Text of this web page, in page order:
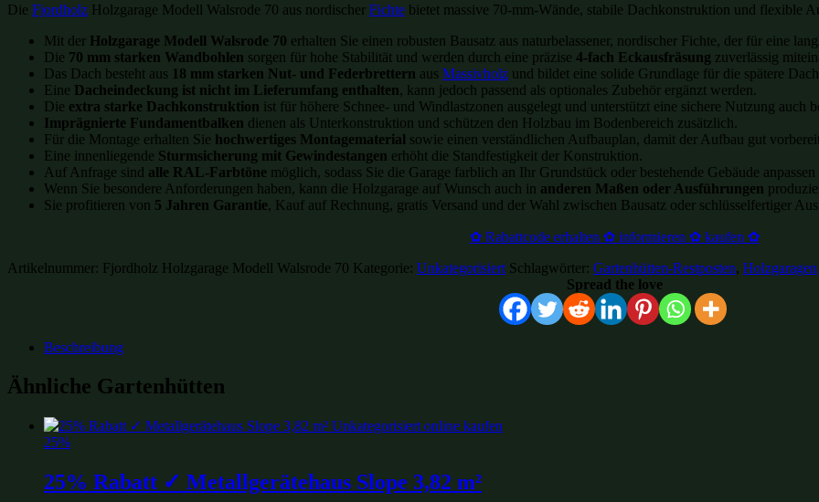
Die Fjordholz Holzgarage Modell Walsrode 70 aus nordischer Fichte bietet massive 70-mm-Wände, stabile Dachkonstruktion und flexible
Mit der Holzgarage Modell Walsrode 70 erhalten Sie einen robusten Bausatz aus naturbelassener, nordischer Fichte, der für eine
Die 70 mm starken Wandbohlen sorgen für hohe Stabilität und werden durch eine präzise 4-fach Eckausfräsung zuverlässig
Das Dach besteht aus 18 mm starken Nut- und Federbrettern aus Massivholz und bildet eine solide Grundlage für die spätere
Eine Dacheindeckung ist nicht im Lieferumfang enthalten, kann jedoch passend als optionales Zubehör ergänzt werden.
Die extra starke Dachkonstruktion ist für höhere Schnee- und Windlastzonen ausgelegt und unterstützt eine sichere Nutzung auch
Imprägnierte Fundamentbalken dienen als Unterkonstruktion und schützen den Holzbau im Bodenbereich zusätzlich.
Für die Montage erhalten Sie hochwertiges Montagematerial sowie einen verständlichen Aufbauplan, damit der Aufbau gut
Eine innenliegende Sturmsicherung mit Gewindestangen erhöht die Standfestigkeit der Konstruktion.
Auf Anfrage sind alle RAL-Farbtöne möglich, sodass Sie die Garage farblich an Ihr Grundstück oder bestehende Gebäude
Wenn Sie besondere Anforderungen haben, kann die Holzgarage auf Wunsch auch in anderen Maßen oder Ausführungen
Sie profitieren von 5 Jahren Garantie, Kauf auf Rechnung, gratis Versand und der Wahl zwischen Bausatz oder schlüsselfertiger
✿ Rabattcode erhalten ✿ informieren ✿ kaufen ✿
Artikelnummer: Fjordholz Holzgarage Modell Walsrode 70 Kategorie: Unkategorisiert Schlagwörter: Gartenhütten-Restposten, Holzgaragen
Spread the love
Beschreibung
Ähnliche Gartenhütten
25%
25% Rabatt ✓ Metallgerätehaus Slope 3,82 m²